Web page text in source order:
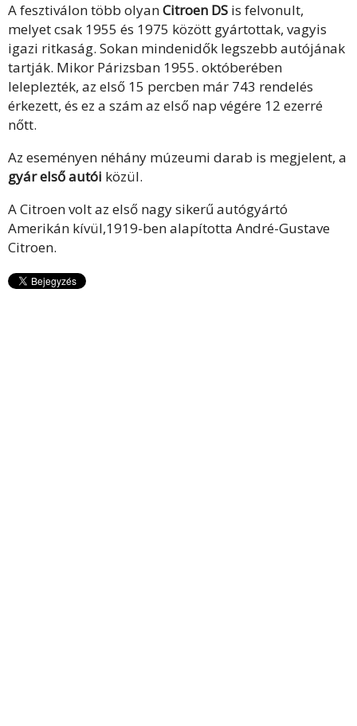
A fesztiválon több olyanCitroen DS is felvonult,
melyet csak 1955 és 1975 között gyártottak, vagyis
igazi ritkaság. Sokan mindenidők legszebb autójának
tartják. Mikor Párizsban 1955. októberében
leleplezték, az első 15 percben már 743 rendelés
érkezett, és ez a szám az első nap végére 12 ezerré
nőtt.
Az eseményen néhány múzeumi darab is megjelent, a
gyár első autói közül.
A Citroen volt az első nagy sikerű autógyártó
Amerikán kívül,1919-ben alapította André-Gustave
Citroen.